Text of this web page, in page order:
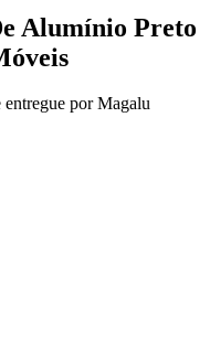
Alumínio Preto
entregue por Magalu